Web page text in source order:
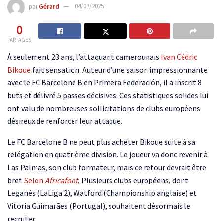
par Gérard 04/07/2025
0
PARTAGES
À seulement 23 ans, l’attaquant camerounais Ivan Cédric
Bikoue fait sensation. Auteur d’une saison impressionnante
avec le FC Barcelone B en Primera Federación, il a inscrit 8
buts et délivré 5 passes décisives. Ces statistiques solides lui
ont valu de nombreuses sollicitations de clubs européens
désireux de renforcer leur attaque.
Le FC Barcelone B ne peut plus acheter Bikoue suite à sa
relégation en quatrième division. Le joueur va donc revenir à
Las Palmas, son club formateur, mais ce retour devrait être
bref. Selon Africafoot, Plusieurs clubs européens, dont
Leganés (LaLiga 2), Watford (Championship anglaise) et
Vitoria Guimarães (Portugal), souhaitent désormais le
recruter.